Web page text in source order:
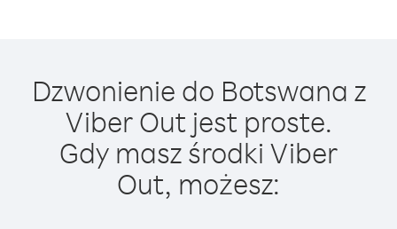
Dzwonienie do Botswana z
Viber Out jest proste.
Gdy masz środki Viber
Out, możesz: